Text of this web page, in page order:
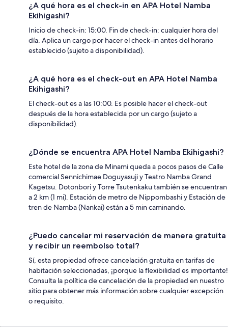
¿A qué hora es el check-in en APA Hotel Namba
Ekihigashi?
Inicio de check-in: 15:00. Fin de check-in: cualquier hora del
día. Aplica un cargo por hacer el check-in antes del horario
establecido (sujeto a disponibilidad).
¿A qué hora es el check-out en APA Hotel Namba
Ekihigashi?
El check-out es a las 10:00. Es posible hacer el check-out
después de la hora establecida por un cargo (sujeto a
disponibilidad).
¿Dónde se encuentra APA Hotel Namba Ekihigashi?
Este hotel de la zona de Minami queda a pocos pasos de Calle
comercial Sennichimae Doguyasuji y Teatro Namba Grand
Kagetsu. Dotonbori y Torre Tsutenkaku también se encuentran
a 2 km (1 mi). Estación de metro de Nippombashi y Estación de
tren de Namba (Nankai) están a 5 min caminando.
¿Puedo cancelar mi reservación de manera gratuita
y recibir un reembolso total?
Sí, esta propiedad ofrece cancelación gratuita en tarifas de
habitación seleccionadas, ¡porque la flexibilidad es importante!
Consulta la política de cancelación de la propiedad en nuestro
sitio para obtener más información sobre cualquier excepción
o requisito.